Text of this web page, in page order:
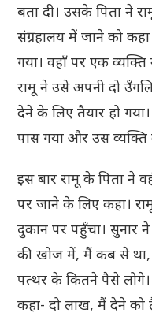
बता दी। उसके पिता ने
संग्रहालय में जाने को
गया। वहाँ पर एक
रामू ने उसे अपनी दो
देने के लिए तैयार हो
पास गया और उस व्यक्ति
इस बार रामू के पिता ने
पर जाने के लिए कहा।
दुकान पर पहुँचा। सुनार
की खोज में, मैं कब से
पत्थर के कितने पैसे लोगे।
कहा- दो लाख, मैं देने को